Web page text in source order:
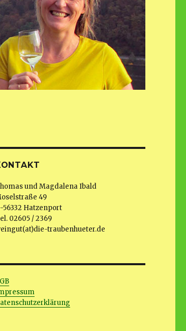
und Magdalena Ibald
49
56332 Hatzenport
02605 / 2369
traubenhueter.de